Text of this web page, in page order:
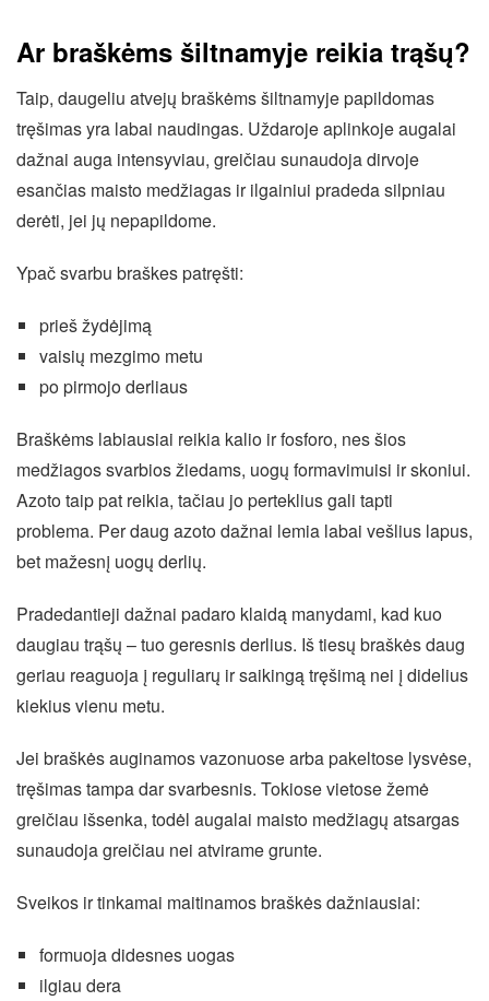
Ar braškėms šiltnamyje reikia trąšų?
Taip, daugeliu atvejų braškėms šiltnamyje papildomas
tręšimas yra labai naudingas. Uždaroje aplinkoje augalai
dažnai auga intensyviau, greičiau sunaudoja dirvoje
esančias maisto medžiagas ir ilgainiui pradeda silpniau
derėti, jei jų nepapildome.
Ypač svarbu braškes patręšti:
prieš žydėjimą
vaisių mezgimo metu
po pirmojo derliaus
Braškėms labiausiai reikia kalio ir fosforo, nes šios
medžiagos svarbios žiedams, uogų formavimuisi ir skoniui.
Azoto taip pat reikia, tačiau jo perteklius gali tapti
problema. Per daug azoto dažnai lemia labai vešlius lapus,
bet mažesnį uogų derlių.
Pradedantieji dažnai padaro klaidą manydami, kad kuo
daugiau trąšų – tuo geresnis derlius. Iš tiesų braškės daug
geriau reaguoja į reguliarų ir saikingą tręšimą nei į didelius
kiekius vienu metu.
Jei braškės auginamos vazonuose arba pakeltose lysvėse,
tręšimas tampa dar svarbesnis. Tokiose vietose žemė
greičiau išsenka, todėl augalai maisto medžiagų atsargas
sunaudoja greičiau nei atvirame grunte.
Sveikos ir tinkamai maitinamos braškės dažniausiai:
formuoja didesnes uogas
ilgiau dera